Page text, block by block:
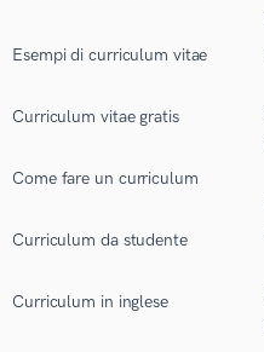
Esempi di curriculum vitae
Curriculum vitae gratis
Come fare un curriculum
Curriculum da studente
Curriculum in inglese